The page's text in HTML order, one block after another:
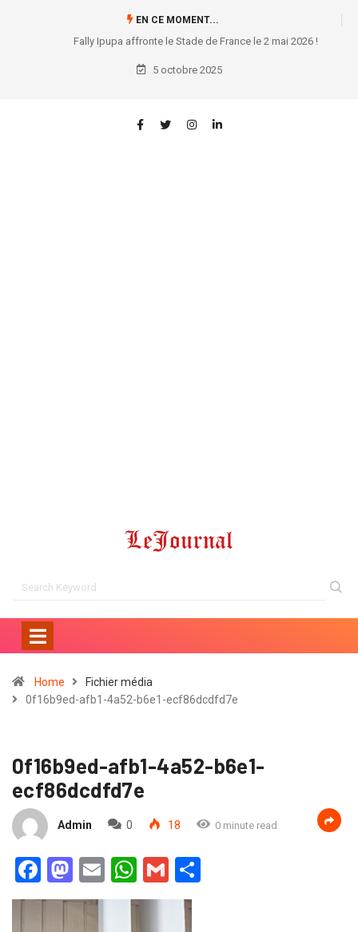
EN CE MOMENT...
Fally Ipupa affronte le Stade de France le 2 mai 2026 !
5 octobre 2025
Home
Fichier média
0f16b9ed-afb1-4a52-b6e1-ecf86dcdfd7e
0f16b9ed-afb1-4a52-b6e1-
ecf86dcdfd7e
Admin 0 18 0 minute read
Facebook
Mastodon
EmailWhatsApp
Gmail